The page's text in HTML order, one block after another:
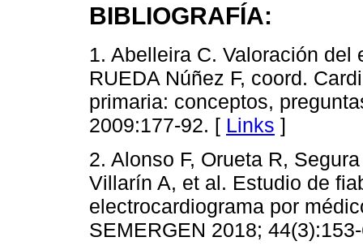
BIBLIOGRAFÍA:
1. Abelleira C. Valoración
RUEDA Núñez F, coord.
primaria: conceptos,
2009:177-92. [ Links ]
2. Alonso F, Orueta R,
Villarín A, et al. Estudio de
electrocardiograma por
SEMERGEN 2018;